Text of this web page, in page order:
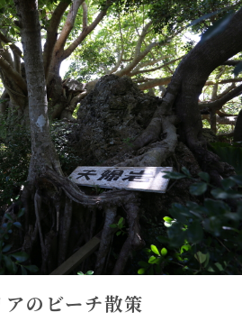
のビーチ散策